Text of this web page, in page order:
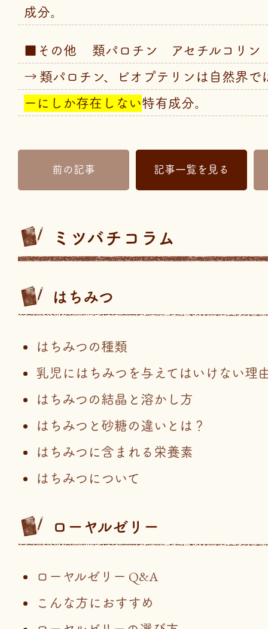
成分。
■その他 類パロチン アセチルコリン
→ 類パロチン、ビオプテリンは自然界で
ーにしか存在しない特有成分。
前の記事 記事一覧 を見る
ミツバチコラム
はちみつ
はちみつの種類
乳児にはちみつを与えてはいけない理
はちみつの結晶と溶かし方
はちみつと砂糖の違いとは？
はちみつに含まれる栄養素
はちみつについて
ローヤルゼリー
ローヤルゼリー Q&A
こんな方におすすめ